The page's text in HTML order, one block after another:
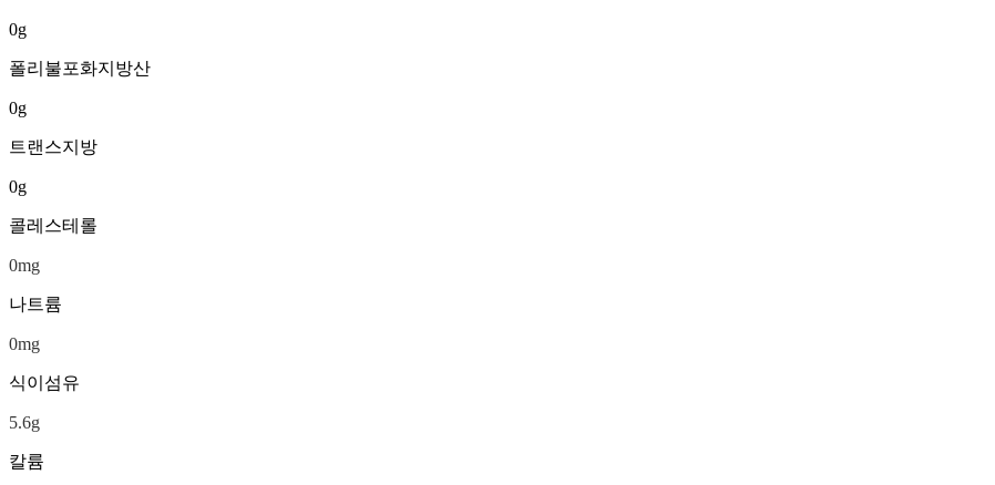
0g
폴리불포화지방산
0g
트랜스지방
0g
콜레스테롤
0mg
나트륨
0mg
식이섬유
5.6g
칼륨